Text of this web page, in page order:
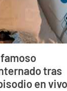
tras
en vivo